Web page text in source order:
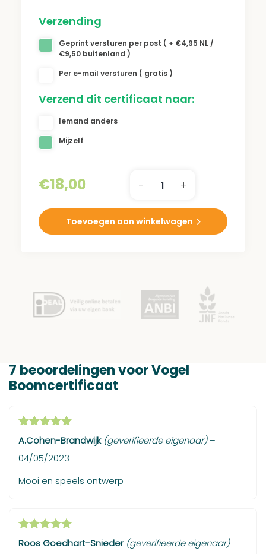
Verzending
Geprint versturen per post ( + €4,95 NL /
€9,50 buitenland )
Per e-mail versturen ( gratis )
Verzend dit certificaat naar:
Iemand anders
Mijzelf
€18,00 -
aantal
+
Toevoegen aan winkelwagen
7 beoordelingen voorVogel
Boomcertificaat
Gewaardeerd
5uit 5
A.Cohen-Brandwijk (geverifieerde eigenaar) –
04/05/2023
Mooi en speels ontwerp
Gewaardeerd
5uit 5
Roos Goedhart-Snieder (geverifieerde eigenaar) –